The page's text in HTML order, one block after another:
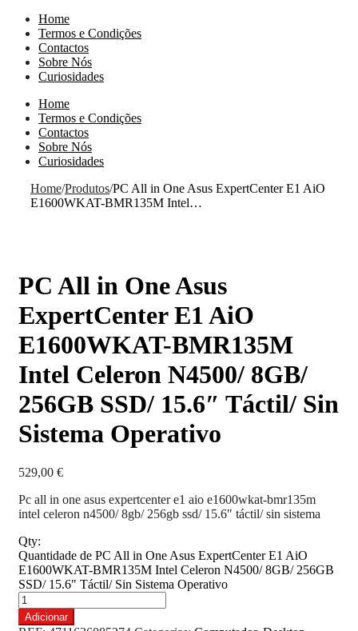
Home
Termos e Condições
Contactos
Sobre Nós
Curiosidades
Home
Termos e Condições
Contactos
Sobre Nós
Curiosidades
Home/Produtos/PC All in One Asus ExpertCenter E1 AiO
E1600WKAT-BMR135M Intel…
PC All in One Asus
ExpertCenter E1 AiO
E1600WKAT-BMR135M
Intel Celeron N4500/ 8GB/
256GB SSD/ 15.6″ Táctil/ Sin
Sistema Operativo
529,00 €
Pc all in one asus expertcenter e1 aio e1600wkat-bmr135m
intel celeron n4500/ 8gb/ 256gb ssd/ 15.6″ táctil/ sin sistema
Qty:
Quantidade de PC All in One Asus ExpertCenter E1 AiO
E1600WKAT-BMR135M Intel Celeron N4500/ 8GB/ 256GB
SSD/ 15.6" Táctil/ Sin Sistema Operativo
Adicionar